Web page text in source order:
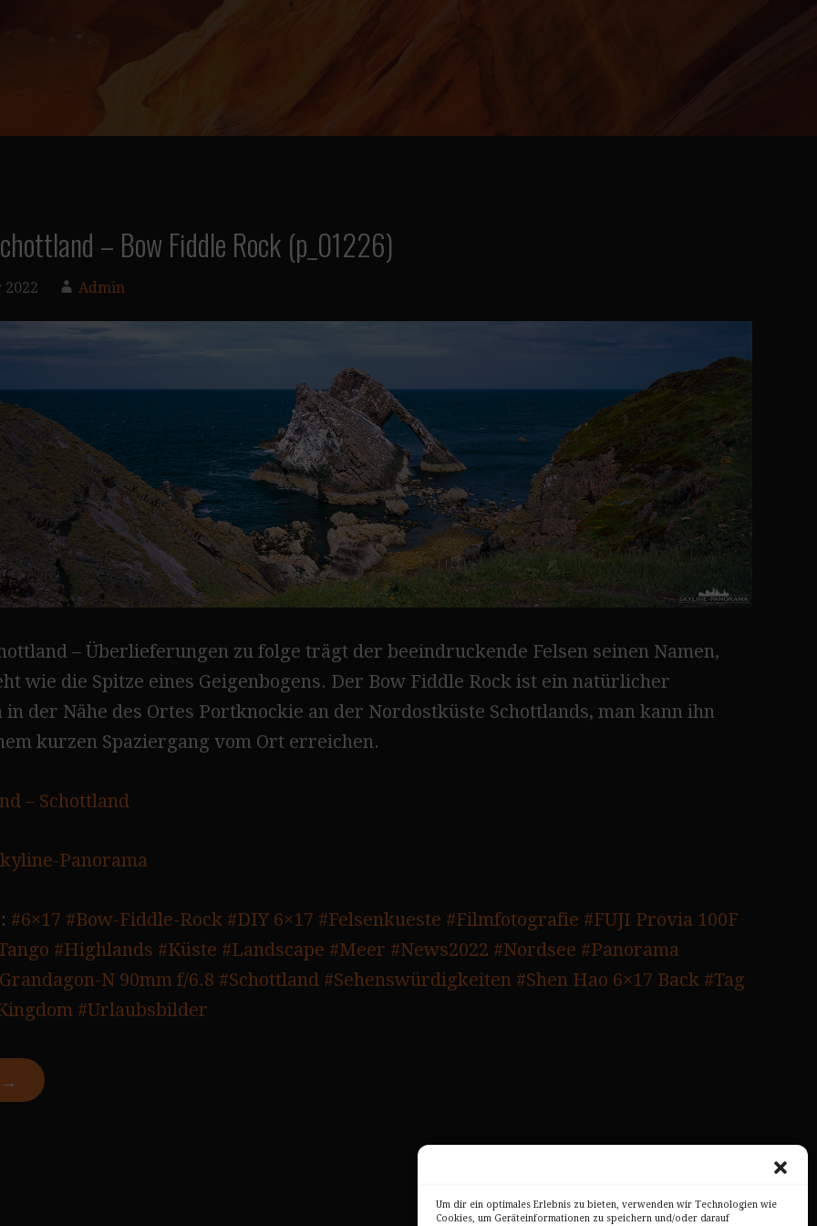
Um dir ein optimales Erlebnis zu bieten, verwenden wir Technologien wie
Cookies, um Geräteinformationen zu speichern und/oder darauf
– Bow Fiddle Rock (p_01226)
2022 Admin
– Überlieferungen zu folge trägt der beeindruckende Felsen seinen Namen,
wie die Spitze eines Geigenbogens. Der Bow Fiddle Rock ist ein natürlicher
in der Nähe des Ortes Portknockie an der Nordostküste Schottlands, man kann ihn
kurzen Spaziergang vom Ort erreichen.
– Schottland
Panorama
#6×17 #Bow-Fiddle-Rock #DIY 6×17 #Felsenkueste #Filmfotografie #FUJI Provia 100F
#Highlands #Küste #Landscape #Meer #News2022 #Nordsee #Panorama
N 90mm f/6.8 #Schottland #Sehenswürdigkeiten #Shen Hao 6×17 Back #Tag
#Urlaubsbilder
→